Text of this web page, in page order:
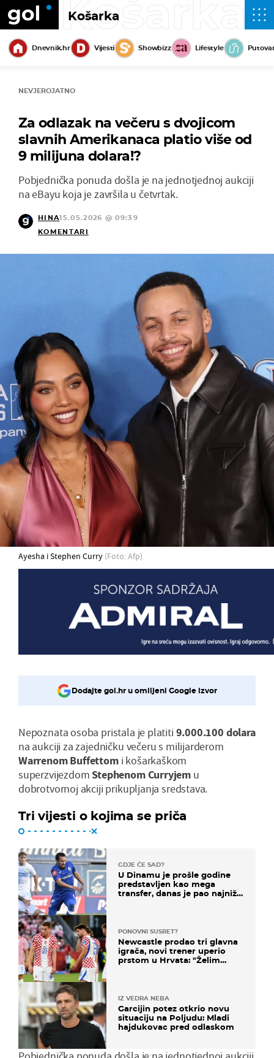
Košarka
Košarka
Dnevnik.hr Vijesti Showbizz Lifestyle
NEVJEROJATNO
Za odlazak na večeru s dvojicom
slavnih Amerikanaca platio više od
9 milijuna dolara!?
Pobjednička ponuda došla je na jednotjednoj aukciji
na eBayu koja je završila u četvrtak.
HINA15.05.2026 @ 09:39
KOMENTARI
Ayesha i Stephen Curry (Foto: Afp)
Dodajte gol.hr u omiljeni Google izvor
Nepoznata osoba pristala je platiti 9.000.100 dolara
na aukciji za zajedničku večeru s milijarderom
Warrenom Buffettomi košarkaškom
superzvijezdom Stephenom Curryjem u
dobrotvornoj akciji prikupljanja sredstava.
Tri vijesti o kojima se priča
GDJE ĆE SAD?
U Dinamu je prošle godine
predstavljen kao mega
transfer, danas je pao najniže
PONOVNI SUSRET?
Newcastle prodao tri glavna
igrača, novi trener uperio
prstom u Hrvata: "Želim
IZ VEDRA NEBA
Garcijin potez otkrio novu
situaciju na Poljudu: Mladi
hajdukovac pred odlaskom